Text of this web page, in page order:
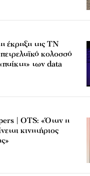
έκρηξη της ΤΝ
πετρελαϊκό κολοσσό
των data
| OTS: «Όταν η
κινητήριος